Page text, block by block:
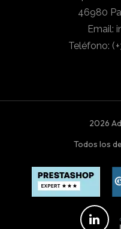
46980
Email:
Teléfono:
2026
Todos los